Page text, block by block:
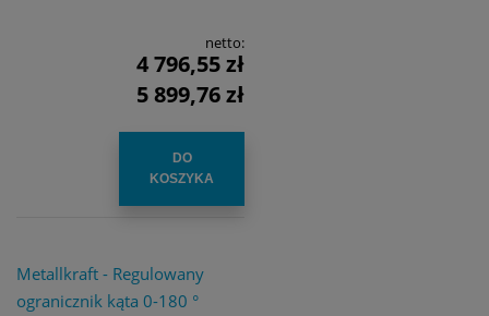
netto:
4 796,55 zł
5 899,76 zł
DO
KOSZYKA
Metallkraft - Regulowany
ogranicznik kąta 0-180 °